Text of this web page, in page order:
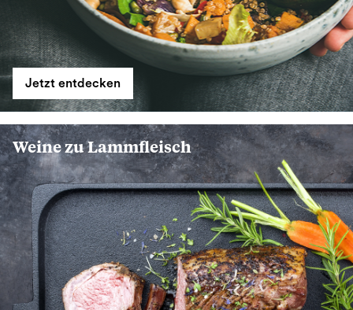
Jetzt entdecken
Weine zu Lammfleisch